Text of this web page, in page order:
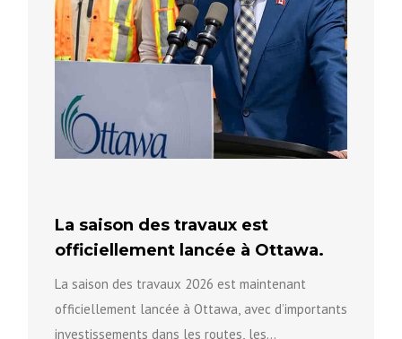
La saison des travaux est
officiellement lancée à Ottawa.
La saison des travaux 2026 est maintenant
officiellement lancée à Ottawa, avec d’importants
investissements dans les routes, les